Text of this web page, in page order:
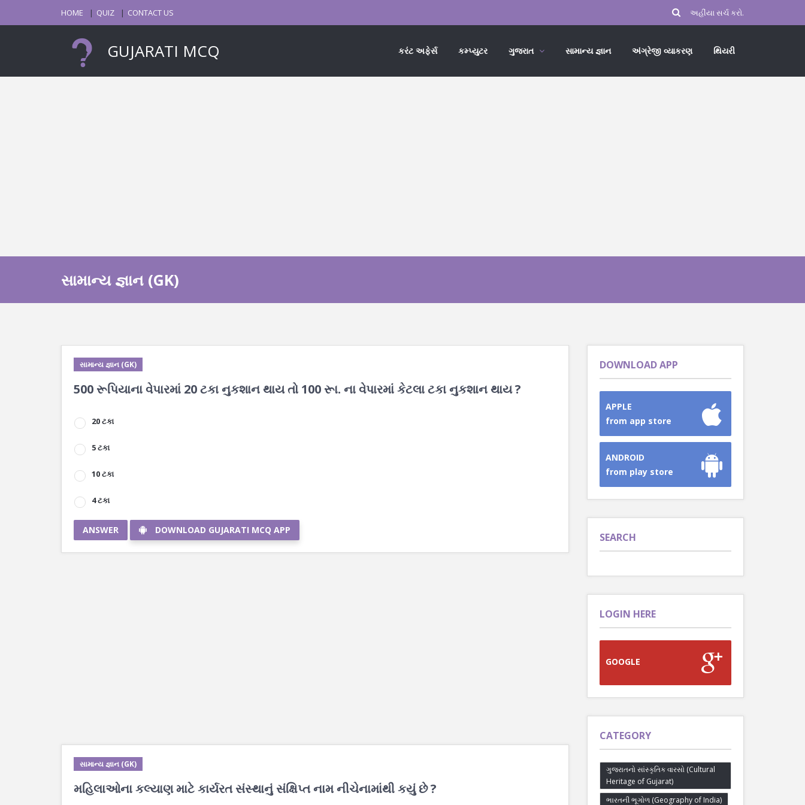
HOME QUIZ CONTACT US
GUJARATI MCQ કરંટ અફેર્સ કમ્પ્યુટર ગુજરાત સામાન્ય જ્ઞાન અંગ્રેજી વ્યાકરણ થિયરી
સામાન્ય જ્ઞાન (GK)
સામાન્ય જ્ઞાન (GK)
500 રૂપિયાના વેપારમાં 20 ટકા નુકશાન થાય તો 100 રૂા. ના વેપારમાં કેટલા ટકા નુકશાન થાય ?
20 ટકા
5 ટકા
10 ટકા
4 ટકા
ANSWER DOWNLOAD GUJARATI MCQ APP
સામાન્ય જ્ઞાન (GK)
મહિલાઓના કલ્યાણ માટે કાર્યરત સંસ્થાનું સંક્ષિપ્ત નામ નીચેનામાંથી કયું છે ?
DOWNLOAD APP
APPLE
from app store
ANDROID
from play store
SEARCH
LOGIN HERE
GOOGLE
CATEGORY
ગુજરાતનો સાંસ્કૃતિક વારસો (Cultural
Heritage of Gujarat)
ભારતની ભૂગોળ (Geography of India)